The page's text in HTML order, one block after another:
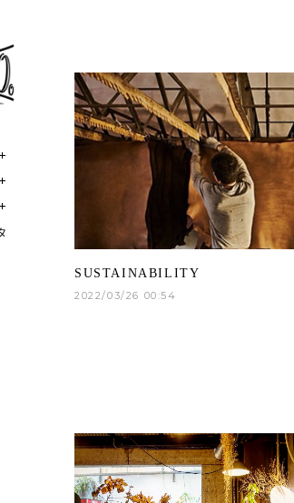
SUSTAINABILITY
2022/03/26 00:54